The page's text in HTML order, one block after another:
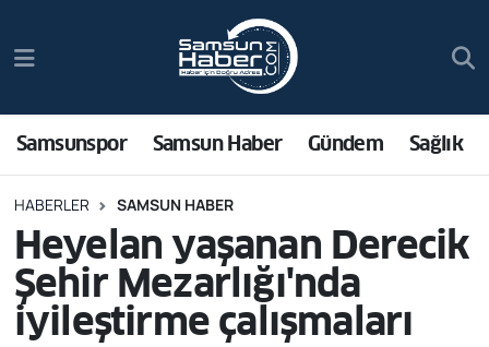
Samsunspor Samsun Haber Gündem Sağlık
HABERLER SAMSUN HABER
Heyelan yaşanan Derecik
Şehir Mezarlığı'nda
iyileştirme çalışmaları
Samsun Haber
Sağlık
Asayiş
Bilim ve Teknoloji
Trafik Durumu
Süper Lig Puan Durumu ve Fikstür
Tüm Manşetler
Son Dakika Haberleri